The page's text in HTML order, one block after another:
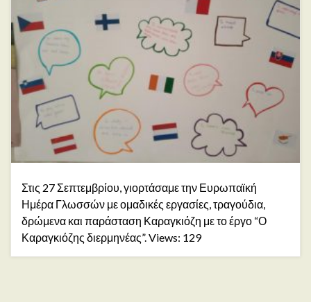
Στις 27 Σεπτεμβρίου, γιορτάσαμε την Ευρωπαϊκή
Ημέρα Γλωσσών με ομαδικές εργασίες, τραγούδια,
δρώμενα και παράσταση Καραγκιόζη με το έργο “Ο
Καραγκιόζης διερμηνέας”. Views: 129